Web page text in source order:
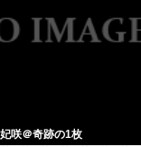
妃咲＠奇跡の1枚